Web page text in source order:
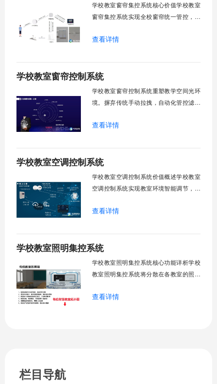
学校教室窗帘集控系统核心价值学校教室
窗帘集控系统实现全校窗帘统一管控，提
能化改造后，一键完成全校窗帘开合，节
生视力健康，营造舒适教学环境。节能减
排效果显著，延长窗帘使用寿命，降低学
查看详情
学校教室窗帘控制系统
学校教室窗帘控制系统重塑教学空间光环
境。摒弃传统手动拉拽，自动化管控滤除
足，节能降耗。精准适配多媒体教学、考
能智慧校园生态升级。智能光感调节1. 动
态光照追踪实时捕捉室外照度参数。光照
查看详情
学校教室空调控制系统
学校教室空调控制系统价值概述学校教室
空调控制系统实现教室环境智能调节，提
管理全校空调设备，远程监控运行状态，
警。管理人员通过平台统一管控，减少人
工巡检工作量，延长设备使用寿命，节约
查看详情
学校教室照明集控系统
学校教室照明集控系统核心功能详析学校
教室照明集控系统将分散在各教室的照明
关、按需调光、定时策略、能耗监测、故
查看详情
栏目导航